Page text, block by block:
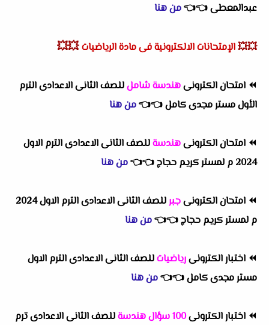
عبدالمعطى👈
👈من هنا
💥💥الإمتحانات الالكترونية فى مادة الرياضيات 💥💥
⏪ امتحان الكترونىهندسة شاملللصف الثانى الاعدادى الترم
الأول مستر مجدى كامل👈
👈من هنا
⏪ امتحان الكترونىهندسةللصف الثانى الاعدادى الترم الاول
2024 م لمستر كريم حجاج
👈
👈من هنا
⏪ امتحان الكترونىجبر
للصف الثانى الاعدادى الترم الاول 2024
م لمستر كريم حجاج👈
👈من هنا
⏪ اختبار الكترونىرياضياتللصف الثانى الاعدادى الترم الاول
مستر مجدى كامل👈
👈من هنا
⏪ اختبار الكترونى100 سؤال هندسة
للصف الثانى الاعدادى ترم